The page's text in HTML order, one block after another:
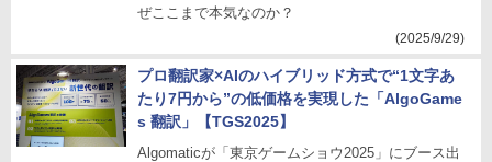
ぜここまで本気なのか？
(2025/9/29)
プロ翻訳家×AIのハイブリッド方式で“1文字あ
たり7円から”の低価格を実現した「AlgoGame
s 翻訳」【TGS2025】
Algomaticが「東京ゲームショウ2025」にブース出